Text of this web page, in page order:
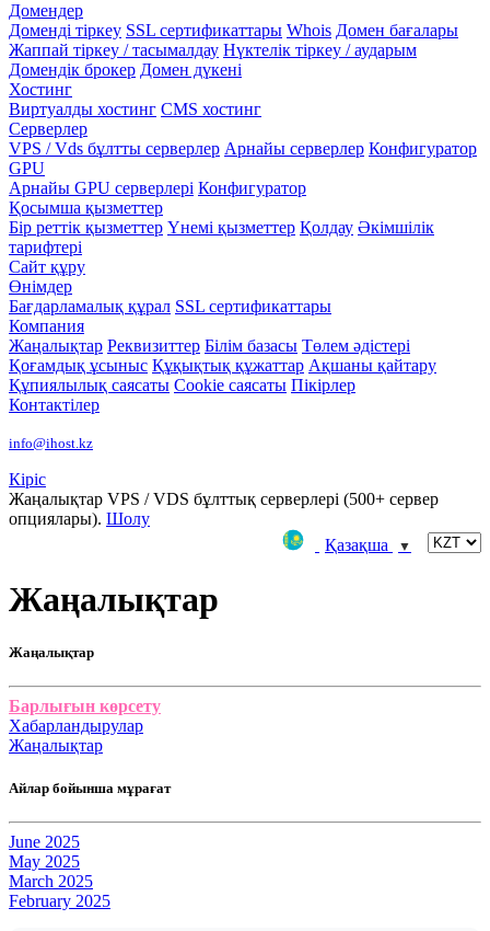
Домендер
Доменді тіркеу SSL сертификаттары Whois Домен бағалары
Жаппай тіркеу / тасымалдау Нүктелік тіркеу / аударым
Домендік брокер Домен дүкені
Хостинг
Виртуалды хостинг CMS хостинг
Серверлер
VPS / Vds бұлтты серверлер Арнайы серверлер Конфигуратор
GPU
Арнайы GPU серверлері Конфигуратор
Қосымша қызметтер
Бір реттік қызметтер Үнемі қызметтер Қолдау Әкімшілік
тарифтері
Сайт құру
Өнімдер
Бағдарламалық құрал SSL сертификаттары
Компания
Жаңалықтар Реквизиттер Білім базасы Төлем әдістері
Қоғамдық ұсыныс Құқықтық құжаттар Ақшаны қайтару
Құпиялылық саясаты Сookie саясаты Пікірлер
Контактілер
info@ihost.kz
Кіріс
Жаңалықтар VPS / VDS бұлттық серверлері (500+ сервер
опциялары). Шолу
Қазақша
▼
Жаңалықтар
Жаңалықтар
Барлығын көрсету
Хабарландырулар
Жаңалықтар
Айлар бойынша мұрағат
June 2025
May 2025
March 2025
February 2025